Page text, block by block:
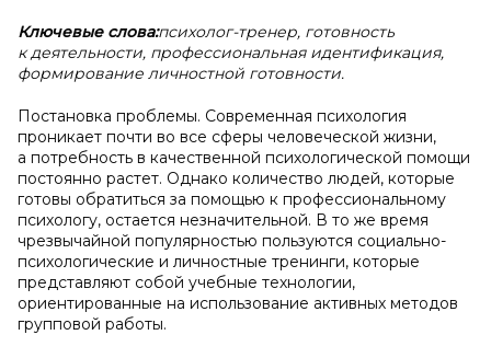
Ключевые слова:психолог-тренер, готовность
к деятельности, профессиональная идентификация,
формирование личностной готовности.
Постановка проблемы. Современная психология
проникает почти во все сферы человеческой жизни,
а потребность в качественной психологической помощи
постоянно растет. Однако количество людей, которые
готовы обратиться за помощью к профессиональному
психологу, остается незначительной. В то же время
чрезвычайной популярностью пользуются социально-
психологические и личностные тренинги, которые
представляют собой учебные технологии,
ориентированные на использование активных методов
групповой работы.